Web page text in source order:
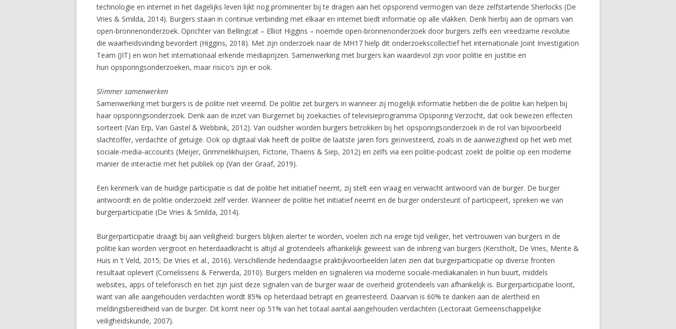
technologie en internet in het dagelijks leven lijkt nog prominenter bij te dragen aan het opsporend vermogen van deze zelfstartende Sherlocks (De
Vries & Smilda, 2014). Burgers staan in continue verbinding met elkaar en internet biedt informatie op alle vlakken. Denk hierbij aan de opmars van
open-bronnenonderzoek. Oprichter van Bellingcat – Elliot Higgins – noemde open-bronnenonderzoek door burgers zelfs een vreedzame revolutie
die waarheidsvinding bevordert (Higgins, 2018). Met zijn onderzoek naar de MH17 hielp dit onderzoekscollectief het internationale Joint Investigation
Team (JIT) en won het internationaal erkende mediaprijzen. Samenwerking met burgers kan waardevol zijn voor politie en justitie en
hun opsporingsonderzoeken, maar risico’s zijn er ook.
Slimmer samenwerken
Samenwerking met burgers is de politie niet vreemd. De politie zet burgers in wanneer zij mogelijk informatie hebben die de politie kan helpen bij
haar opsporingsonderzoek. Denk aan de inzet van Burgernet bij zoekacties of televisieprogramma Opsporing Verzocht, dat ook bewezen effecten
sorteert (Van Erp, Van Gastel & Webbink, 2012). Van oudsher worden burgers betrokken bij het opsporingsonderzoek in de rol van bijvoorbeeld
slachtoffer, verdachte of getuige. Ook op digitaal vlak heeft de politie de laatste jaren fors geïnvesteerd, zoals in de aanwezigheid op het web met
sociale-media-accounts (Meijer, Grimmelikhuijsen, Fictorie, Thaens & Siep, 2012) en zelfs via een politie-podcast zoekt de politie op een moderne
manier de interactie met het publiek op (Van der Graaf, 2019).
Een kenmerk van de huidige participatie is dat de politie het initiatief neemt, zij stelt een vraag en verwacht antwoord van de burger. De burger
antwoordt en de politie onderzoekt zelf verder. Wanneer de politie het initiatief neemt en de burger ondersteunt of participeert, spreken we van
burgerparticipatie (De Vries & Smilda, 2014).
Burgerparticipatie draagt bij aan veiligheid: burgers blijken alerter te worden, voelen zich na enige tijd veiliger, het vertrouwen van burgers in de
politie kan worden vergroot en heterdaadkracht is altijd al grotendeels afhankelijk geweest van de inbreng van burgers (Kerstholt, De Vries, Mente &
Huis in ’t Veld, 2015; De Vries et al., 2016). Verschillende hedendaagse praktijkvoorbeelden laten zien dat burgerparticipatie op diverse fronten
resultaat oplevert (Cornelissens & Ferwerda, 2010). Burgers melden en signaleren via moderne sociale-mediakanalen in hun buurt, middels
websites, apps of telefonisch en het zijn juist deze signalen van de burger waar de overheid grotendeels van afhankelijk is. Burgerparticipatie loont,
want van alle aangehouden verdachten wordt 85% op heterdaad betrapt en gearresteerd. Daarvan is 60% te danken aan de alertheid en
meldingsbereidheid van de burger. Dit komt neer op 51% van het totaal aantal aangehouden verdachten (Lectoraat Gemeenschappelijke
veiligheidskunde, 2007).